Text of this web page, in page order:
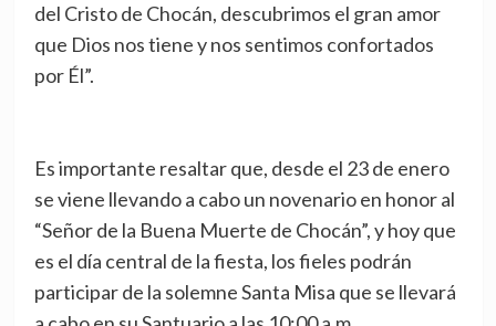
del Cristo de Chocán, descubrimos el gran amor
que Dios nos tiene y nos sentimos confortados
por Él”.
Es importante resaltar que, desde el 23 de enero
se viene llevando a cabo un novenario en honor al
“Señor de la Buena Muerte de Chocán”, y hoy que
es el día central de la fiesta, los fieles podrán
participar de la solemne Santa Misa que se llevará